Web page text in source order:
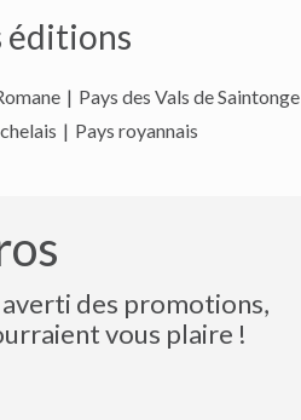
éditions
| Pays des Vals de Saintonge
| Pays royannais
des promotions,
vous plaire !